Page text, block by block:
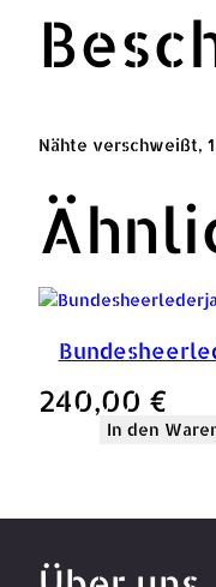
Nähte verschweißt,
240,00 €
In den